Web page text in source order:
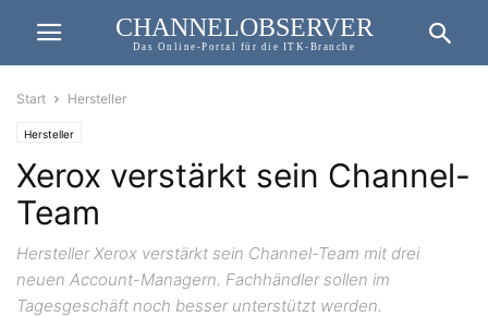
CHANNELOBSERVER
Das Online-Portal für die ITK-Branche
Start Hersteller
Hersteller
Xerox verstärkt sein Channel-
Team
Hersteller Xerox verstärkt sein Channel-Team mit drei
neuen Account-Managern. Fachhändler sollen im
Tagesgeschäft noch besser unterstützt werden.